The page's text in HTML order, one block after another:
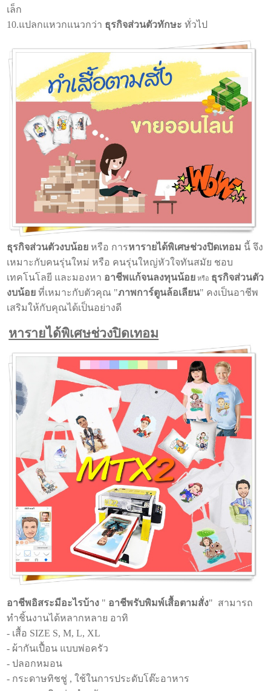
เล็ก
10.แปลกแหวกแนวกว่า ธุรกิจส่วนตัวทักษะ ทั่วไป
ธุรกิจส่วนตัวงบน้อย หรือ การหารายได้พิเศษช่วงปิดเทอม นี้ จึง
เหมาะกับคนรุ่นใหม่ หรือ คนรุ่นใหญ่หัวใจทันสมัย ชอบ
เทคโนโลยี และมองหา อาชีพแก้จนลงทุนน้อย หรือ ธุรกิจส่วนตัว
งบน้อย ที่เหมาะกับตัวคุณ "ภาพการ์ตูนล้อเลียน" คงเป็นอาชีพ
เสริมให้กับคุณได้เป็นอย่างดี
หารายได้พิเศษช่วงปิดเทอม
อาชีพอิสระมีอะไรบ้าง " อาชีพรับพิมพ์เสื้อตามสั่ง" สามารถ
ทำชิ้นงานได้หลากหลาย อาทิ
- เสื้อ SIZE S, M, L, XL
- ผ้ากันเปื้อน แบบพ่อครัว
- ปลอกหมอน
- กระดาษทิชชู่ , ใช้ในการประดับโต๊ะอาหาร